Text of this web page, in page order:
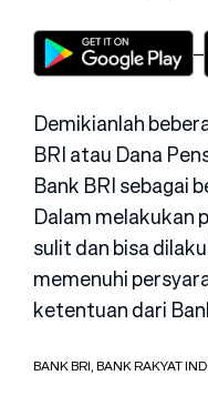
Demikianlah
BRI atau Dana
Bank BRI sebagai
Dalam melakukan
sulit dan bisa
memenuhi
ketentuan dari
BANK BRI,BANK RAKYAT